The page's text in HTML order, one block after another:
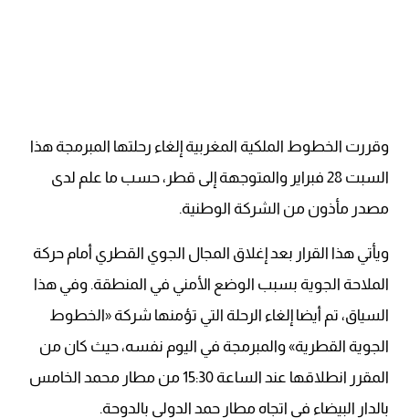
وقررت الخطوط الملكية المغربية إلغاء رحلتها المبرمجة هذا
السبت 28 فبراير والمتوجهة إلى قطر، حسب ما علم لدى
مصدر مأذون من الشركة الوطنية.
ويأتي هذا القرار بعد إغلاق المجال الجوي القطري أمام حركة
الملاحة الجوية بسبب الوضع الأمني في المنطقة. وفي هذا
السياق، تم أيضا إلغاء الرحلة التي تؤمنها شركة «الخطوط
الجوية القطرية» والمبرمجة في اليوم نفسه، حيث كان من
المقرر انطلاقها عند الساعة 15:30 من مطار محمد الخامس
بالدار البيضاء في اتجاه مطار حمد الدولي بالدوحة.